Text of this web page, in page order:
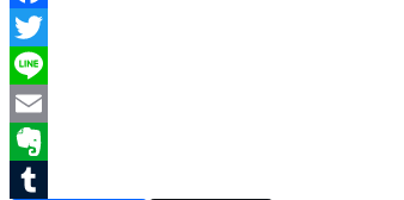
Facebook
Twitter
Line
Email
Evernote